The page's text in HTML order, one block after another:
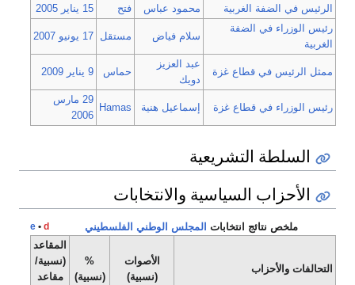
الرئيس في الضفة الغربية
محمود عباس فتح 15 يناير
2005
رئيس الوزراء في الضفة
الغربية
سلام فياض مستقل 17 يونيو 2007
ممثل الرئيس في قطاع غزة
عبد العزيز
دويك
حماس 9 يناير 2009
رئيس الوزراء في قطاع غزة إسماعيل هنية Hamas
29 مارس
2006
السلطة التشريعية
الأحزاب السياسية والانتخابات
e • d ملخص نتائج انتخابات المجلس الوطني الفلسطيني
التحالفات والأحزاب
الأصوات
(نسبية)
%
(نسبية)
المقاعد
(نسبية/
مقاعد